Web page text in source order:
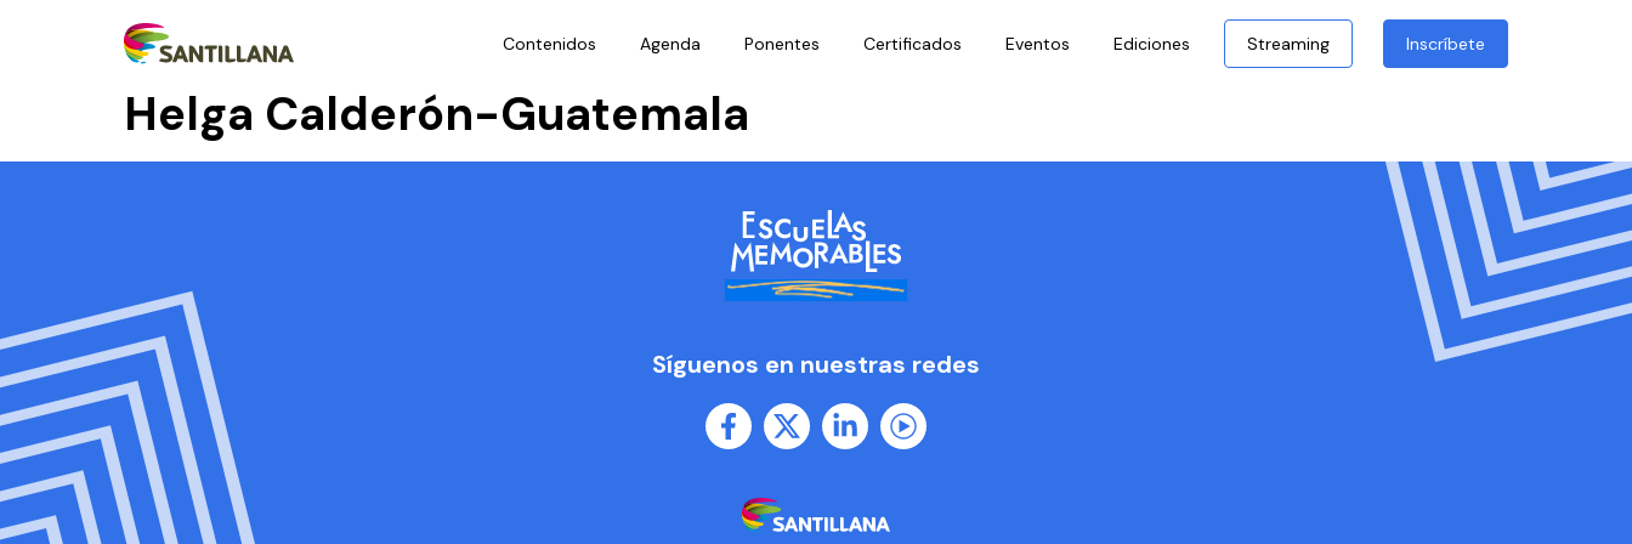
Contenidos Agenda Ponentes Certificados Eventos Ediciones Streaming Inscríbete
Helga Calderón-Guatemala
Síguenos en nuestras redes